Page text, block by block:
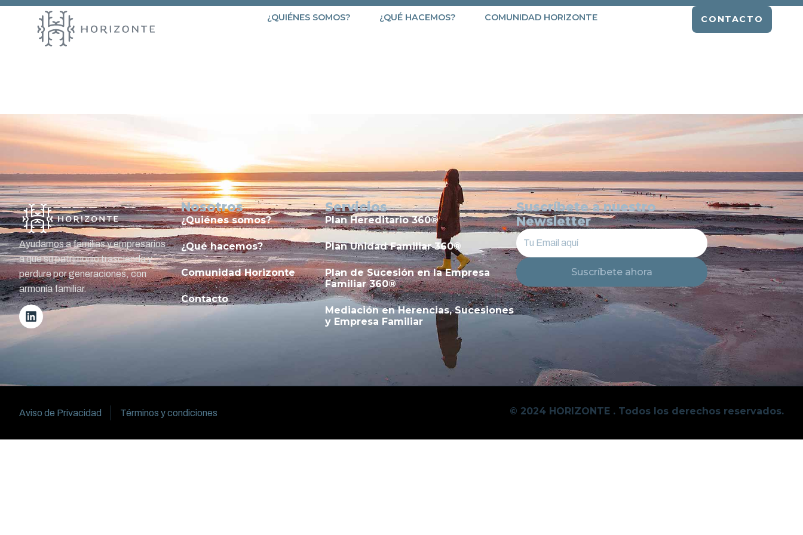
¿QUIÉNES SOMOS? ¿QUÉ HACEMOS? COMUNIDAD HORIZONTE CONTACTO
Ayudamos a familias y empresarios
a que su patrimonio trascienda y
perdure por generaciones, con
armonía familiar.
Nosotros
¿Quiénes somos?
¿Qué hacemos?
Comunidad Horizonte
Contacto
Servicios
Plan Hereditario 360®
Plan Unidad Familiar 360®
Plan de Sucesión en la Empresa
Familiar 360®
Mediación en Herencias, Sucesiones
y Empresa Familiar
Suscríbete a nuestro
Newsletter
Suscríbete ahora
Aviso de Privacidad Términos y condiciones © 2024 HORIZONTE . Todos los derechos reservados.